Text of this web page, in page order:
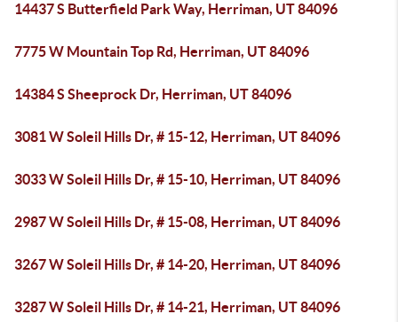
14437 S Butterfield Park Way, Herriman, UT 84096
7775 W Mountain Top Rd, Herriman, UT 84096
14384 S Sheeprock Dr, Herriman, UT 84096
3081 W Soleil Hills Dr, # 15-12, Herriman, UT 84096
3033 W Soleil Hills Dr, # 15-10, Herriman, UT 84096
2987 W Soleil Hills Dr, # 15-08, Herriman, UT 84096
3267 W Soleil Hills Dr, # 14-20, Herriman, UT 84096
3287 W Soleil Hills Dr, # 14-21, Herriman, UT 84096